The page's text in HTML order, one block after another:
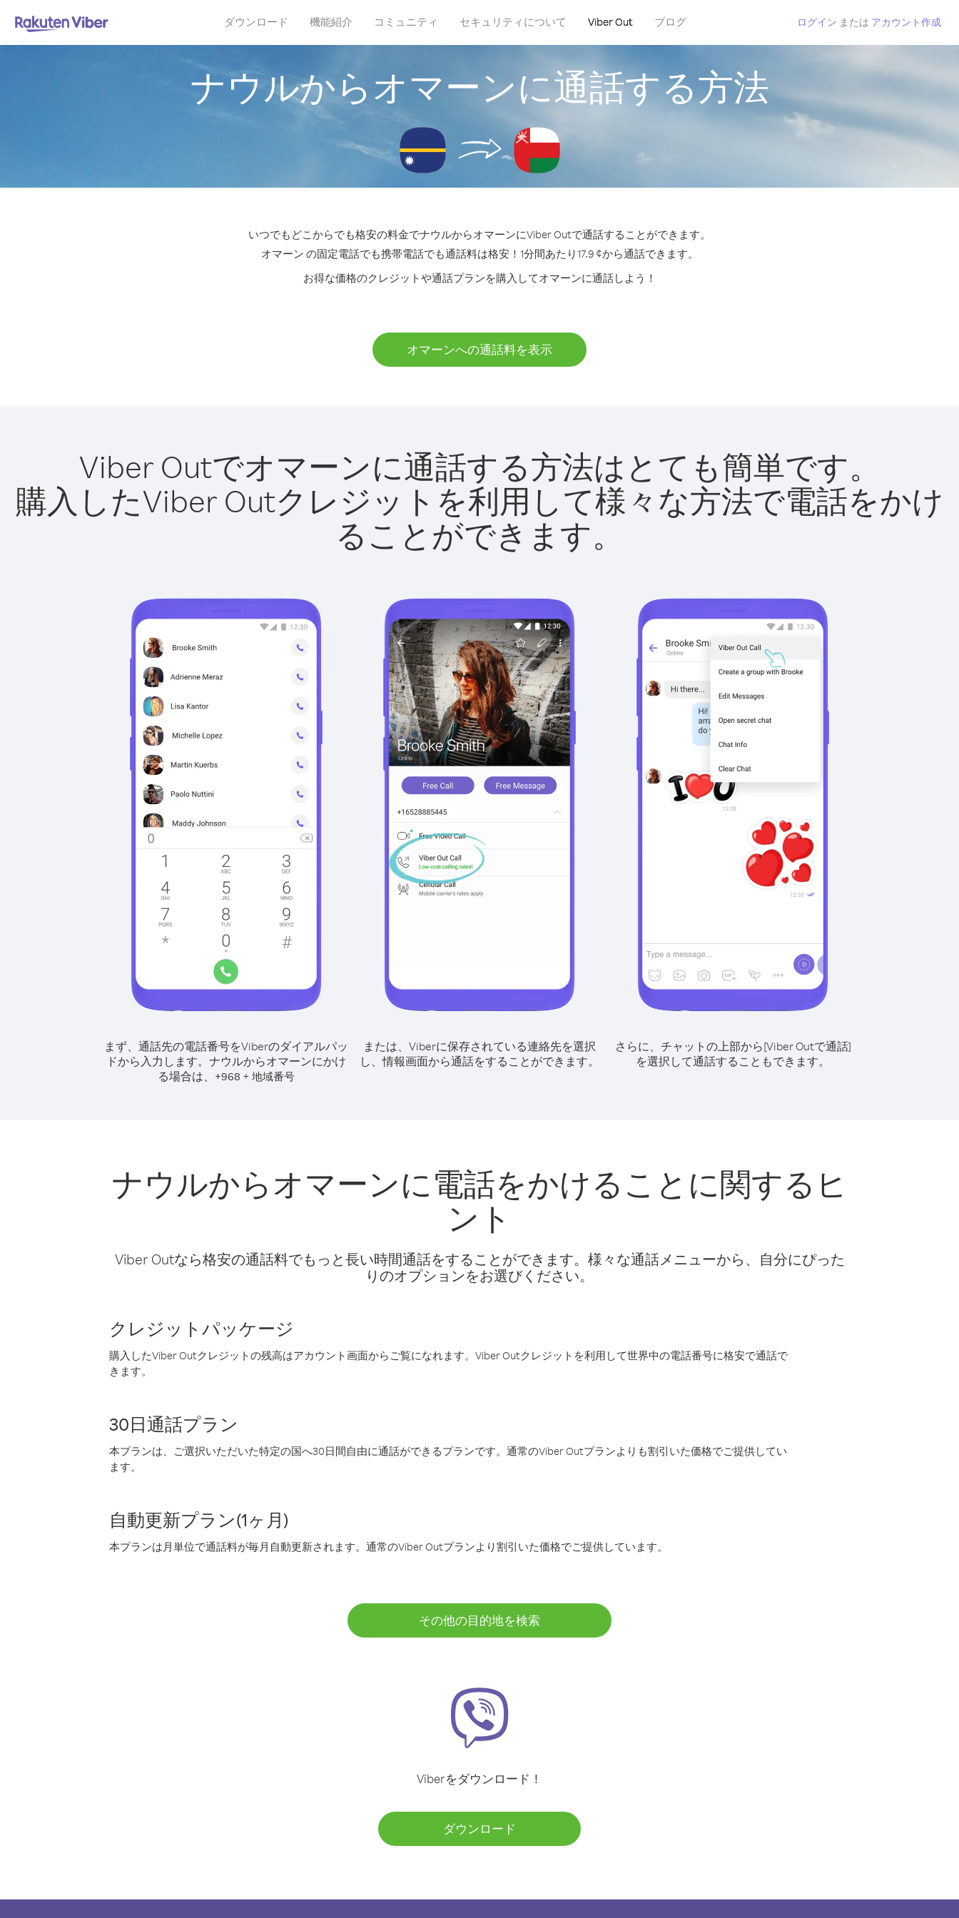
ダウンロード 機能紹介 コミュニティ セキュリティについて Viber Out ブログ ログイン または アカウント作成
ナウルからオマーンに通話する方法
いつでもどこからでも格安の料金でナウルからオマーンにViber Outで通話することができます。
オマーン の固定電話でも携帯電話でも通話料は格安！1分間あたり17.9 ¢から通話できます。
お得な価格のクレジットや通話プランを購入してオマーンに通話しよう！
オマーンへの通話料を表示
Viber Outでオマーンに通話する方法はとても簡単です。
購入したViber Outクレジットを利用して様々な方法で電話をかけ
ることができます。
まず、通話先の電話番号をViberのダイアルパッ
ドから入力します。 ナウルからオマーンにかけ
る場合は、 +968 + 地域番号
または、Viberに保存されている連絡先を選択
し、情報画面から通話をすることができます。
さらに、チャットの上部から[Viber Outで通話]
を選択して通話することもできます。
ナウルからオマーンに電話をかけることに関するヒ
ント
Viber Outなら格安の通話料でもっと長い時間通話をすることができます。様々な通話メニューから、自分にぴった
りのオプションをお選びください。
クレジットパッケージ
購入したViber Outクレジットの残高はアカウント画面からご覧になれます。Viber Outクレジットを利用して世界中の電話番号に格安で通話で
きます。
30日通話プラン
本プランは、ご選択いただいた特定の国へ30日間自由に通話ができるプランです。通常のViber Outプランよりも割引いた価格でご提供してい
ます。
自動更新プラン(1ヶ月)
本プランは月単位で通話料が毎月自動更新されます。通常のViber Outプランより割引いた価格でご提供しています。
その他の目的地を検索
Viberをダウンロード！
ダウンロード